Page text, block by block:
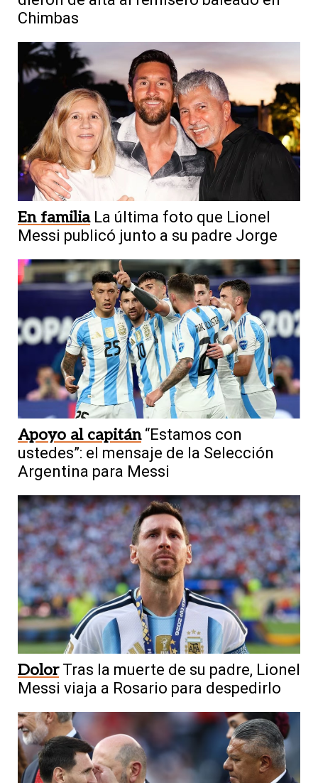
Chimbas
En familia La última foto que Lionel
Messi publicó junto a su padre Jorge
Apoyo al capitán “Estamos con
ustedes”: el mensaje de la Selección
Argentina para Messi
Dolor Tras la muerte de su padre, Lionel
Messi viaja a Rosario para despedirlo